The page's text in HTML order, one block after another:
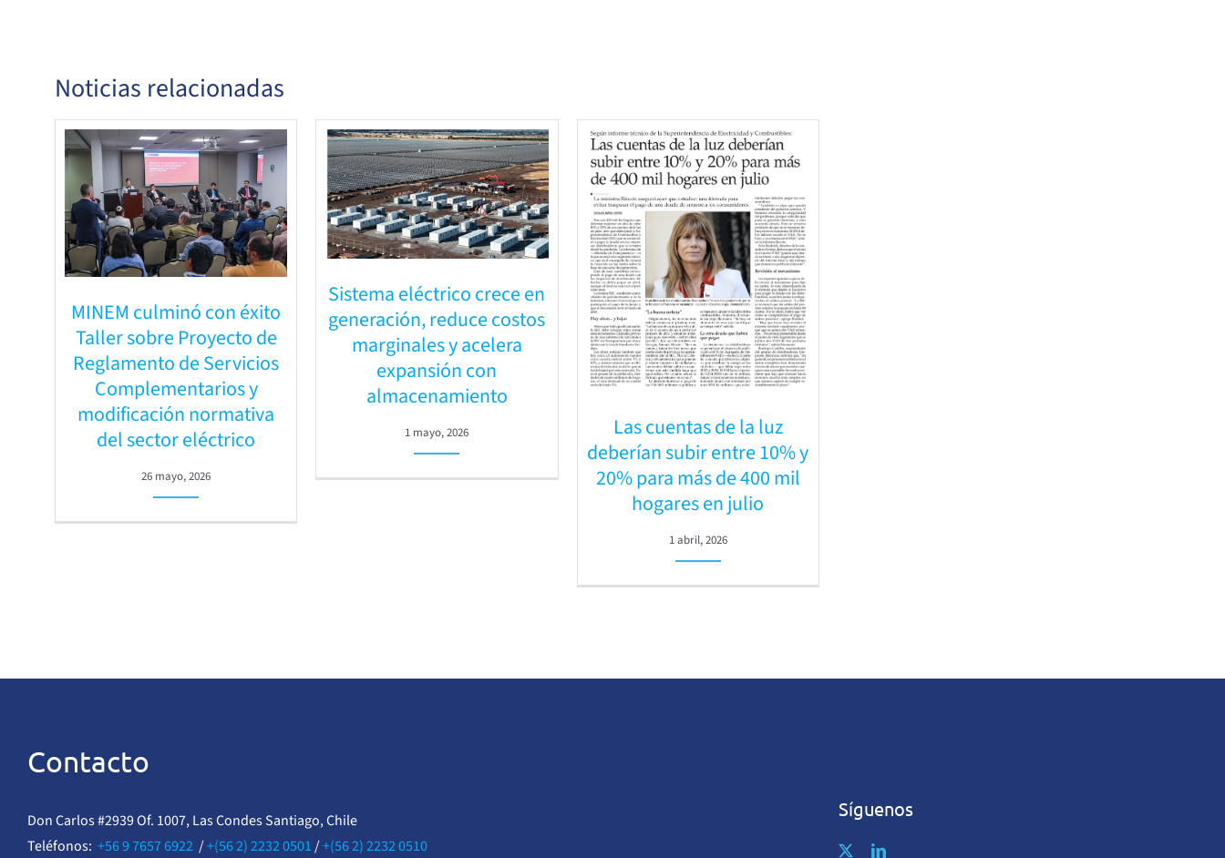
Noticias relacionadas
MINEM culminó con éxito
Taller sobre Proyecto de
Reglamento de Servicios
Complementarios y
modificación normativa
del sector eléctrico
26 mayo, 2026
Sistema eléctrico crece en
generación, reduce costos
marginales y acelera
expansión con
almacenamiento
1 mayo, 2026
Las cuentas de la luz
deberían subir entre 10% y
20% para más de 400 mil
hogares en julio
1 abril, 2026
Contacto
Don Carlos #2939 Of. 1007, Las Condes Santiago, Chile
Teléfonos: +56 9 7657 6922/+(56 2) 2232 0501/+(56 2) 2232 0510
Síguenos